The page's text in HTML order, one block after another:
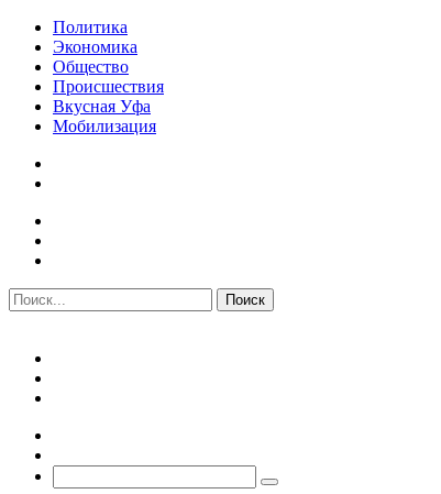
Политика
Экономика
Общество
Происшествия
Вкусная Уфа
Мобилизация